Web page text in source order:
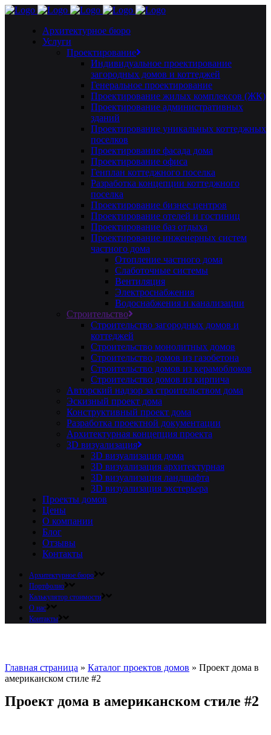
Архитектурное бюро
Услуги
Проектирование
Индивидуальное проектирование
загородных домов и коттеджей
Генеральное проектирование
Проектирование жилых комплексов (ЖК)
Проектирование административных
зданий
Проектирование уникальных коттеджных
поселков
Проектирование фасада дома
Проектирование офиса
Генплан коттеджного поселка
Разработка концепции коттеджного
поселка
Проектирование бизнес центров
Проектирование отелей и гостиниц
Проектирование баз отдыха
Проектирование инженерных систем
частного дома
Отопление частного дома
Слаботочные системы
Вентиляция
Электроснабжения
Водоснабжения и канализации
Строительство
Строительство загородных домов и
коттеджей
Строительство монолитных домов
Строительство домов из газобетона
Строительство домов из керамоблоков
Строительство домов из кирпича
Авторский надзор за строительством дома
Эскизный проект дома
Конструктивный проект дома
Разработка проектной документации
Архитектурная концепция проекта
3D визуализация
3D визуализация дома
3D визуализация архитектурная
3D визуализация ландшафта
3D визуализация экстерьера
Проекты домов
Цены
О компании
Блог
Отзывы
Контакты
Архитектурное бюро
Портфолио
Калькулятор стоимости
О нас
Контакты
Главная страница » Каталог проектов домов » Проект дома в
американском стиле #2
Проект дома в американском стиле #2